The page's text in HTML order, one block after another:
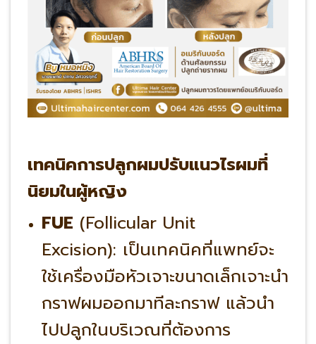
เทคนิคการปลูกผมปรับแนวไรผมที่
นิยมในผู้หญิง
FUE (Follicular Unit
Excision): เป็นเทคนิคที่แพทย์จะ
ใช้เครื่องมือหัวเจาะขนาดเล็กเจาะนำ
กราฟผมออกมาทีละกราฟ แล้วนำ
ไปปลูกในบริเวณที่ต้องการ